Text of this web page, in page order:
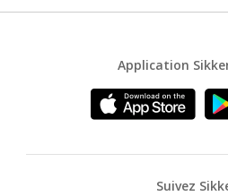
Application
Suivez